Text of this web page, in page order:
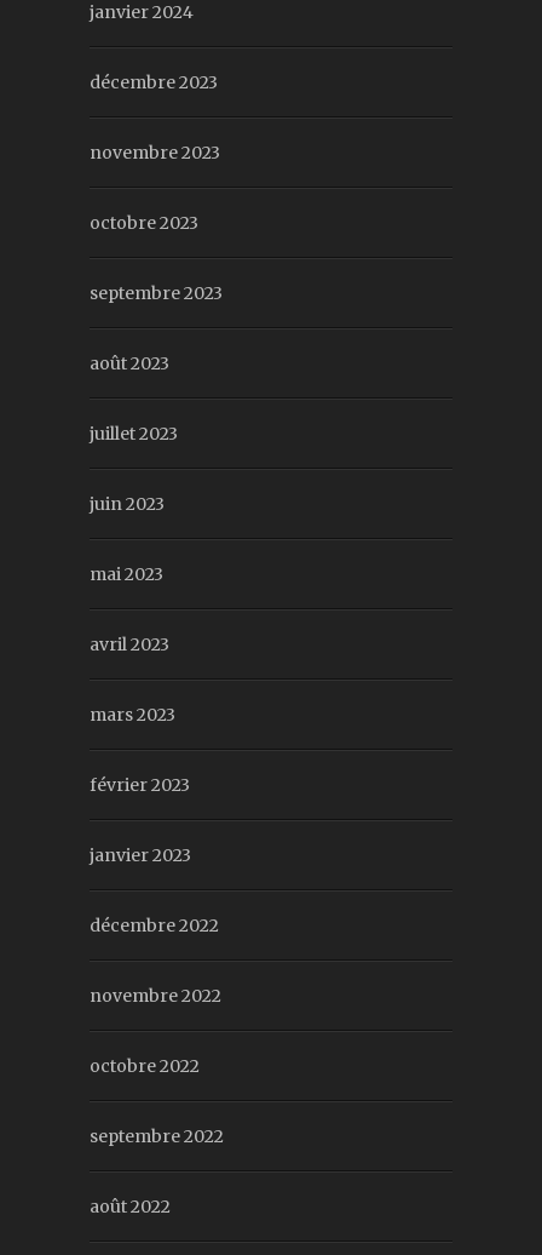
janvier 2024
décembre 2023
novembre 2023
octobre 2023
septembre 2023
août 2023
juillet 2023
juin 2023
mai 2023
avril 2023
mars 2023
février 2023
janvier 2023
décembre 2022
novembre 2022
octobre 2022
septembre 2022
août 2022